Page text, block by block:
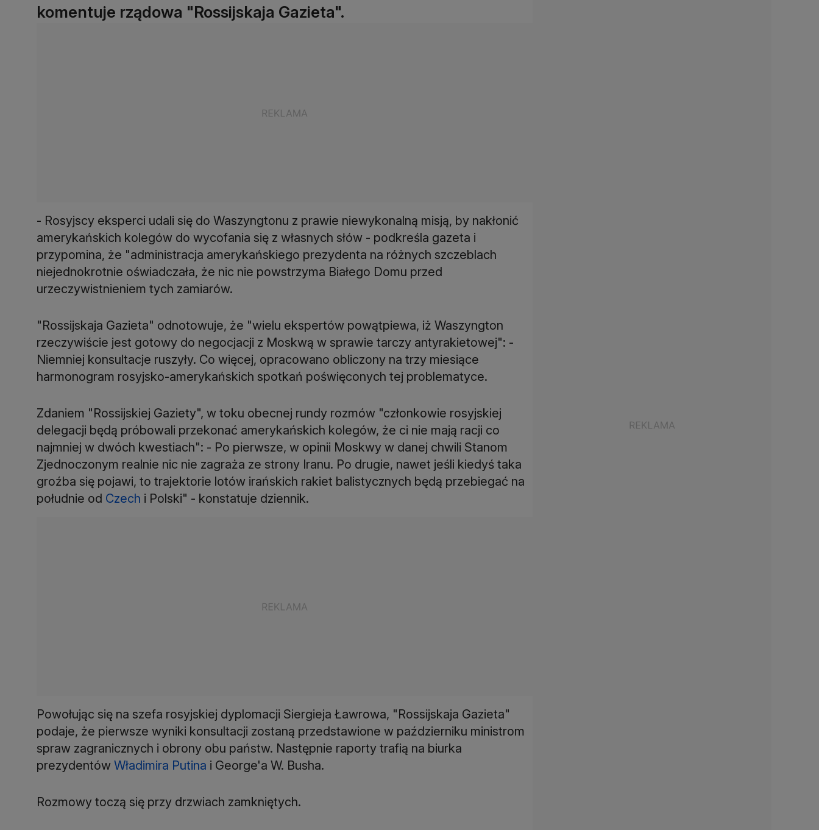
komentuje rządowa "Rossijskaja Gazieta".
- Rosyjscy eksperci udali się do Waszyngtonu z prawie niewykonalną misją, by nakłonić
amerykańskich kolegów do wycofania się z własnych słów - podkreśla gazeta i
przypomina, że "administracja amerykańskiego prezydenta na różnych szczeblach
niejednokrotnie oświadczała, że nic nie powstrzyma Białego Domu przed
urzeczywistnieniem tych zamiarów.
"Rossijskaja Gazieta" odnotowuje, że "wielu ekspertów powątpiewa, iż Waszyngton
rzeczywiście jest gotowy do negocjacji z Moskwą w sprawie tarczy antyrakietowej": -
Niemniej konsultacje ruszyły. Co więcej, opracowano obliczony na trzy miesiące
harmonogram rosyjsko-amerykańskich spotkań poświęconych tej problematyce.
Zdaniem "Rossijskiej Gaziety", w toku obecnej rundy rozmów "członkowie rosyjskiej
delegacji będą próbowali przekonać amerykańskich kolegów, że ci nie mają racji co
najmniej w dwóch kwestiach": - Po pierwsze, w opinii Moskwy w danej chwili Stanom
Zjednoczonym realnie nic nie zagraża ze strony Iranu. Po drugie, nawet jeśli kiedyś taka
groźba się pojawi, to trajektorie lotów irańskich rakiet balistycznych będą przebiegać na
południe od Czech i Polski" - konstatuje dziennik.
Powołując się na szefa rosyjskiej dyplomacji Siergieja Ławrowa, "Rossijskaja Gazieta"
podaje, że pierwsze wyniki konsultacji zostaną przedstawione w październiku ministrom
spraw zagranicznych i obrony obu państw. Następnie raporty trafią na biurka
prezydentów Władimira Putina i George'a W. Busha.
Rozmowy toczą się przy drzwiach zamkniętych.